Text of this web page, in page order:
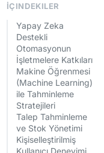
İÇINDEKILER
Yapay Zeka
Destekli
Otomasyonun
İşletmelere Katkıları
Makine Öğrenmesi
(Machine Learning)
ile Tahminleme
Stratejileri
Talep Tahminleme
ve Stok Yönetimi
Kişiselleştirilmiş
Kullanıcı Deneyimi